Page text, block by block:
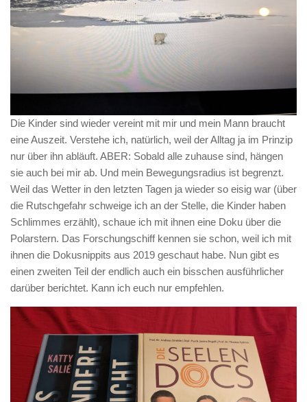
Die Kinder sind wieder vereint mit mir und mein Mann braucht
eine Auszeit. Verstehe ich, natürlich, weil der Alltag ja im Prinzip
nur über ihn abläuft. ABER: Sobald alle zuhause sind, hängen
sie auch bei mir ab. Und mein Bewegungsradius ist begrenzt.
Weil das Wetter in den letzten Tagen ja wieder so eisig war (über
die Rutschgefahr schweige ich an der Stelle, die Kinder haben
Schlimmes erzählt), schaue ich mit ihnen eine Doku über die
Polarstern. Das Forschungschiff kennen sie schon, weil ich mit
ihnen die Dokusnippits aus 2019 geschaut habe. Nun gibt es
einen zweiten Teil der endlich auch ein bisschen ausführlicher
darüber berichtet. Kann ich euch nur empfehlen.